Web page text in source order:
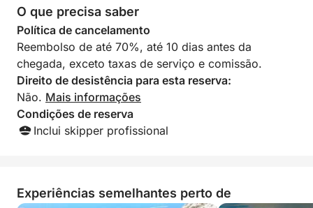
O que precisa saber
Política de cancelamento
Reembolso de até 70%, até 10 dias antes da
chegada, exceto taxas de serviço e comissão.
Direito de desistência para esta reserva:
Não. Mais informações
Condições de reserva
Inclui skipper profissional
Experiências semelhantes perto de